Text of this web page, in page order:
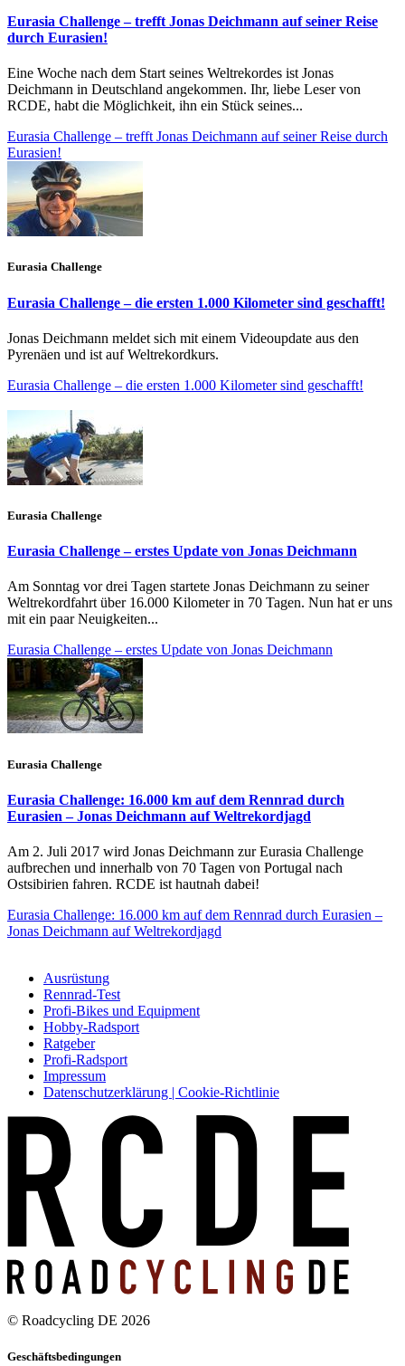
Eurasia Challenge – trefft Jonas Deichmann auf seiner Reise
durch Eurasien!
Eine Woche nach dem Start seines Weltrekordes ist Jonas
Deichmann in Deutschland angekommen. Ihr, liebe Leser von
RCDE, habt die Möglichkeit, ihn ein Stück seines...
Eurasia Challenge – trefft Jonas Deichmann auf seiner Reise durch
Eurasien!
Eurasia Challenge
Eurasia Challenge – die ersten 1.000 Kilometer sind geschafft!
Jonas Deichmann meldet sich mit einem Videoupdate aus den
Pyrenäen und ist auf Weltrekordkurs.
Eurasia Challenge – die ersten 1.000 Kilometer sind geschafft!
Eurasia Challenge
Eurasia Challenge – erstes Update von Jonas Deichmann
Am Sonntag vor drei Tagen startete Jonas Deichmann zu seiner
Weltrekordfahrt über 16.000 Kilometer in 70 Tagen. Nun hat er uns
mit ein paar Neuigkeiten...
Eurasia Challenge – erstes Update von Jonas Deichmann
Eurasia Challenge
Eurasia Challenge: 16.000 km auf dem Rennrad durch
Eurasien – Jonas Deichmann auf Weltrekordjagd
Am 2. Juli 2017 wird Jonas Deichmann zur Eurasia Challenge
aufbrechen und innerhalb von 70 Tagen von Portugal nach
Ostsibirien fahren. RCDE ist hautnah dabei!
Eurasia Challenge: 16.000 km auf dem Rennrad durch Eurasien –
Jonas Deichmann auf Weltrekordjagd
Ausrüstung
Rennrad-Test
Profi-Bikes und Equipment
Hobby-Radsport
Ratgeber
Profi-Radsport
Impressum
Datenschutzerklärung | Cookie-Richtlinie
© Roadcycling DE 2026
Geschäftsbedingungen